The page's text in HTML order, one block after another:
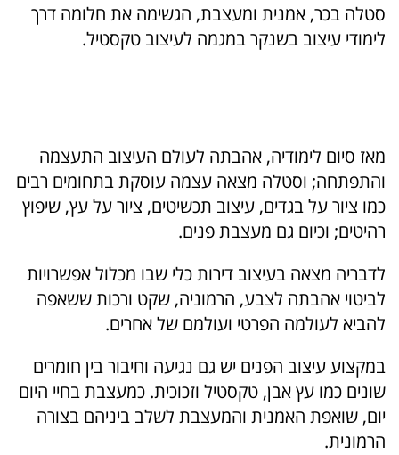
סטלה בכר, אמנית ומעצבת, הגשימה את חלומה דרך
לימודי עיצוב בשנקר במגמה לעיצוב טקסטיל.
מאז סיום לימודיה, אהבתה לעולם העיצוב התעצמה
והתפתחה; וסטלה מצאה עצמה עוסקת בתחומים רבים
כמו ציור על בגדים, עיצוב תכשיטים, ציור על עץ, שיפוץ
רהיטים; וכיום גם מעצבת פנים.
לדבריה מצאה בעיצוב דירות כלי שבו מכלול אפשרויות
לביטוי אהבתה לצבע, הרמוניה, שקט ורכות ששאפה
להביא לעולמה הפרטי ועולמם של אחרים.
במקצוע עיצוב הפנים יש גם נגיעה וחיבור בין חומרים
שונים כמו עץ אבן, טקסטיל וזכוכית. כמעצבת בחיי היום
יום, שואפת האמנית והמעצבת לשלב ביניהם בצורה
הרמונית.